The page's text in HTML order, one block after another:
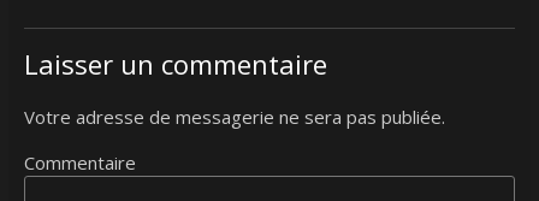
Laisser un commentaire
Votre adresse de messagerie ne sera pas publiée.
Commentaire